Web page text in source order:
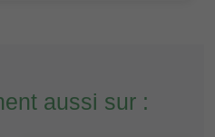
aussi sur :